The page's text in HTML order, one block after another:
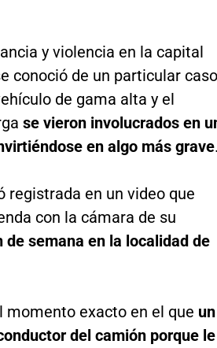
y violencia en la capital
conoció de un particular caso
de gama alta y el
se vieron involucrados en
en algo más grave.
registrada en un video que
con la cámara de su
semana en la localidad de
momento exacto en el que un
del camión porque le